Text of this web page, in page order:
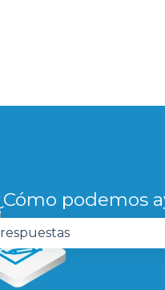
submenú de
podemos
porque el